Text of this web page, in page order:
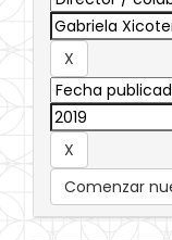
Comenzar